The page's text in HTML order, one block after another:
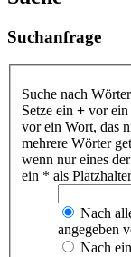
Suchanfrage
Suche nach
Setze ein + vor ein
vor ein Wort, das
mehrere Wörter
wenn nur eines
ein * als
Nach
angegeben
Nach